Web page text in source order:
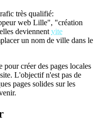
très qualifié:
web Lille", "création
deviennentvite
un nom de ville dans le
créer des pages locales
L'objectif n'est pas de
pages solides sur les